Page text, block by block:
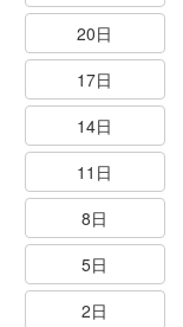
20日
17日
14日
11日
8日
5日
2日